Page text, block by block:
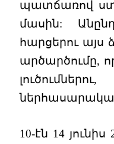
պատճառով
մասին:
հարցերու այս
արծարծումը,
10-էն 14